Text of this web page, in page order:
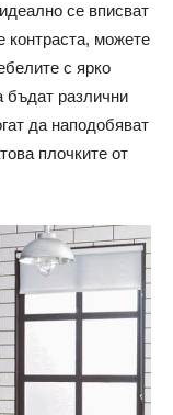
се вписват
контраста, можете
с ярко
бъдат различни
да наподобяват
плочките от